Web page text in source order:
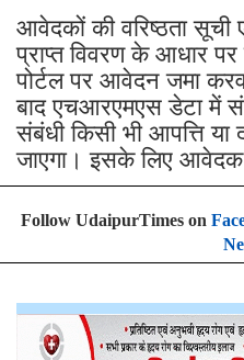
आवेदकों की वरिष्ठता
प्राप्त विवरण के आधार
पोर्टल पर आवेदन जमा
बाद एचआरएमएस डेटा में
संबंधी किसी भी आपत्ति या
जाएगा। इसके लिए आवेदक
Follow UdaipurTimes on